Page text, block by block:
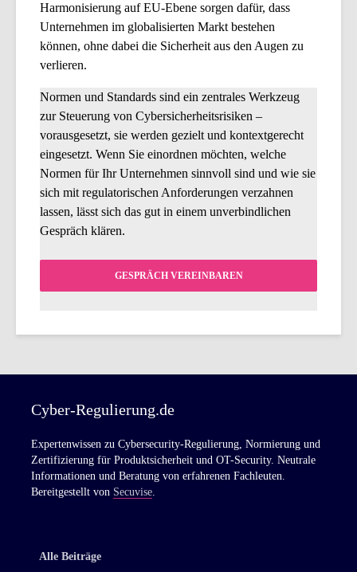
Harmonisierung auf EU-Ebene sorgen dafür, dass
Unternehmen im globalisierten Markt bestehen
können, ohne dabei die Sicherheit aus den Augen zu
verlieren.
Normen und Standards sind ein zentrales Werkzeug
zur Steuerung von Cybersicherheitsrisiken –
vorausgesetzt, sie werden gezielt und kontextgerecht
eingesetzt. Wenn Sie einordnen möchten, welche
Normen für Ihr Unternehmen sinnvoll sind und wie sie
sich mit regulatorischen Anforderungen verzahnen
lassen, lässt sich das gut in einem unverbindlichen
Gespräch klären.
GESPRÄCH VEREINBAREN
Cyber-Regulierung.de
Expertenwissen zu Cybersecurity-Regulierung, Normierung und
Zertifizierung für Produktsicherheit und OT-Security. Neutrale
Informationen und Beratung von erfahrenen Fachleuten.
Bereitgestellt von Secuvise.
Alle Beiträge